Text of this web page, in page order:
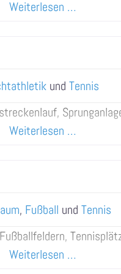
Weiterlesen …
und Tennis
Weiterlesen …
, Fußball und Tennis
Weiterlesen …